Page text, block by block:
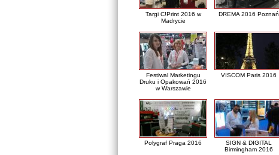
Targi C!Print 2016 w
Madrycie
DREMA 2016 Poznań
Festiwal Marketingu
Druku i Opakowań 2016
w Warszawie
VISCOM Paris 2016
Polygraf Praga 2016
SIGN & DIGITAL
Birmingham 2016